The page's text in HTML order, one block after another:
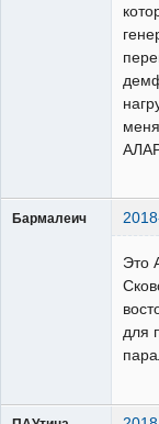
Бармалеич
Это
для